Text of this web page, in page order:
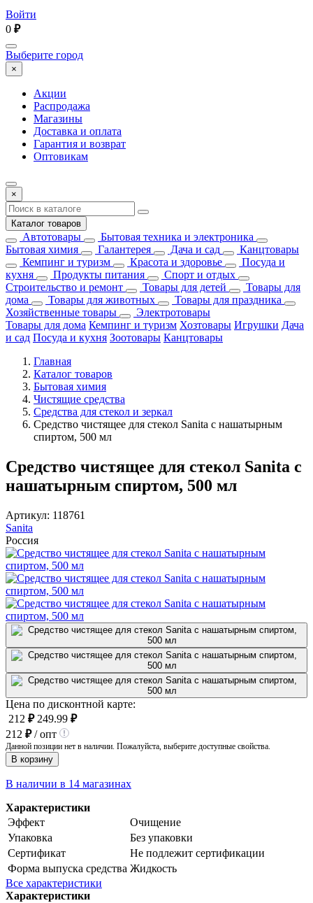
Войти
0 ₽
Выберите город
×
Акции
Распродажа
Магазины
Доставка и оплата
Гарантия и возврат
Оптовикам
×
Каталог товаров
Автотовары
Бытовая техника и электроника
Бытовая химия
Галантерея Дача и сад
Канцтовары
Кемпинг и туризм
Красота и здоровье
Посуда и
кухня
Продукты питания
Спорт и отдых
Строительство и ремонт
Товары для детей
Товары для
дома
Товары для животных
Товары для праздника
Хозяйственные товары
Электротовары
Товары для дома Кемпинг и туризм Хозтовары Игрушки Дача
и сад Посуда и кухня Зоотовары Канцтовары
Главная
Каталог товаров
Бытовая химия
Чистящие средства
Средства для стекол и зеркал
Средство чистящее для стекол Sanita с нашатырным
спиртом, 500 мл
Средство чистящее для стекол Sanita с
нашатырным спиртом, 500 мл
Артикул: 118761
Sanita
Россия
Цена по дисконтной карте:
212 ₽ 249.99 ₽
212 ₽/ опт
Данной позиции нет в наличии. Пожалуйста, выберите доступные свойства.
В корзину
В наличии в 14 магазинах
Характеристики
Эффект
Очищение
Упаковка
Без упаковки
Сертификат
Не подлежит сертификации
Форма выпуска средства Жидкость
Все характеристики
Характеристики